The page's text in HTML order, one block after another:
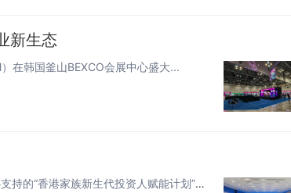
新生态
在韩国釜山BEXCO会展中心盛大...
由蝴蝶发展教育基金与水木创投联合发起、广州南沙新区香港服务中心支持的“香港家族新生代投资人赋能计划”说明会，于6月2日下...